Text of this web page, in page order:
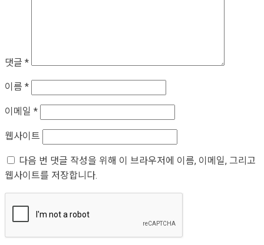
댓글 *
이름 *
이메일 *
웹사이트
다음 번 댓글 작성을 위해 이 브라우저에 이름, 이메일, 그리고
웹사이트를 저장합니다.